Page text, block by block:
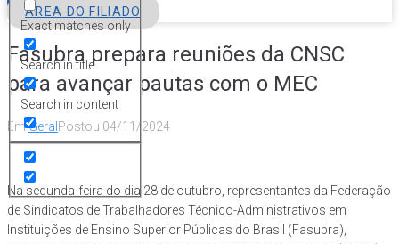
Exact matches only
Search in title
Search in content
ÁREA DO FILIADO
Fasubra prepara reuniões da CNSC
para avançar pautas com o MEC
EmGeral Postou 04/11/2024
Na segunda-feira do dia 28 de outubro, representantes da Federação
de Sindicatos de Trabalhadores Técnico-Administrativos em
Instituições de Ensino Superior Públicas do Brasil (Fasubra),